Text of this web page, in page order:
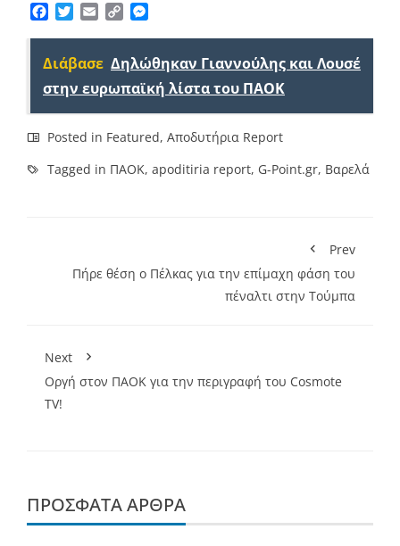
Facebook
TwitterEmailCopy
Διάβασε Δηλώθηκαν Γιαννούλης και Λουσέ
στην ευρωπαϊκή λίστα του ΠΑΟΚ
Posted in Featured, Αποδυτήρια Report
Tagged in ΠΑΟΚ, apoditiria report, G-Point.gr, Βαρελά
Prev
Πήρε θέση ο Πέλκας για την επίμαχη φάση του
πέναλτι στην Τούμπα
Next
Οργή στον ΠΑΟΚ για την περιγραφή του Cosmote
TV!
ΠΡΌΣΦΑΤΑ ΆΡΘΡΑ